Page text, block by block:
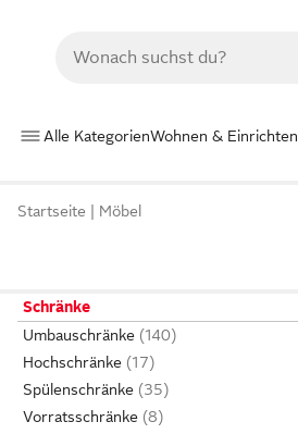
Alle KategorienWohnen & Einrichten
Startseite Möbel
Schränke
Umbauschränke
Hochschränke
Spülenschränke
Vorratsschränke